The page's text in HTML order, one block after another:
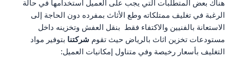
هناك بعض المتطلبات التي يجب على العميل استخدامها في حالة
الرغبة في تغليف ممتلكاته وطع الأثاث بمفرده دون الحاجة إلى
الاستعانة بالفنيين والاكتفاء فقط بنقل العفش وتخزينه داخل
مستودعات تخزين اثاث بالرياض حيث تقوم شركتنا بتوفير مواد
التغليف بأسعار رخيصة وفي متناول إمكانيات العميل: